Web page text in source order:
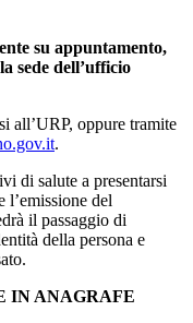
su appuntamento,
sede dell’ufficio
all’URP, oppure tramite
.
di salute a presentarsi
l’emissione del
il passaggio di
della persona e
IN ANAGRAFE